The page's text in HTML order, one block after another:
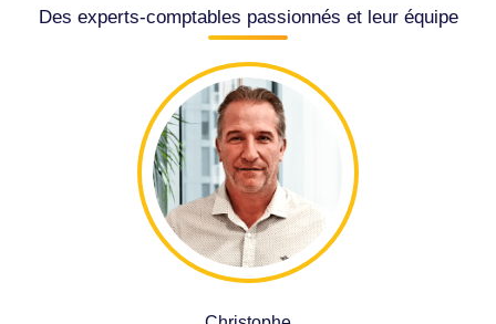
Des experts-comptables passionnés et leur équipe